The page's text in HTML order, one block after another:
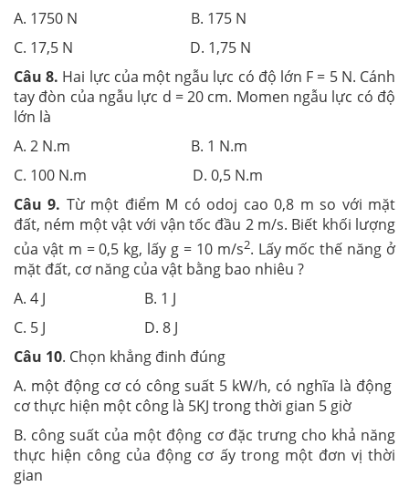
A. 1750 N B. 175 N
C. 17,5 N D. 1,75 N
Câu 8. Hai lực của một ngẫu lực có độ lớn F = 5 N. Cánh
tay đòn của ngẫu lực d = 20 cm. Momen ngẫu lực có độ
lớn là
A. 2 N.m B. 1 N.m
C. 100 N.m D. 0,5 N.m
Câu 9. Từ một điểm M có odoj cao 0,8 m so với mặt
đất, ném một vật với vận tốc đầu 2 m/s. Biết khối lượng
của vật m = 0,5 kg, lấy g = 10 m/s2. Lấy mốc thế năng ở
mặt đất, cơ năng của vật bằng bao nhiêu ?
A. 4 J B. 1 J
C. 5 J D. 8 J
Câu 10. Chọn khẳng đinh đúng
A. một động cơ có công suất 5 kW/h, có nghĩa là động
cơ thực hiện một công là 5KJ trong thời gian 5 giờ
B. công suất của một động cơ đặc trưng cho khả năng
thực hiện công của động cơ ấy trong một đơn vị thời
gian